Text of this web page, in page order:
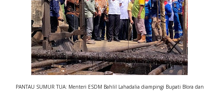
PANTAU SUMUR TUA: Menteri ESDM Bahlil Lahadalia diampingi Bupati Blora dan